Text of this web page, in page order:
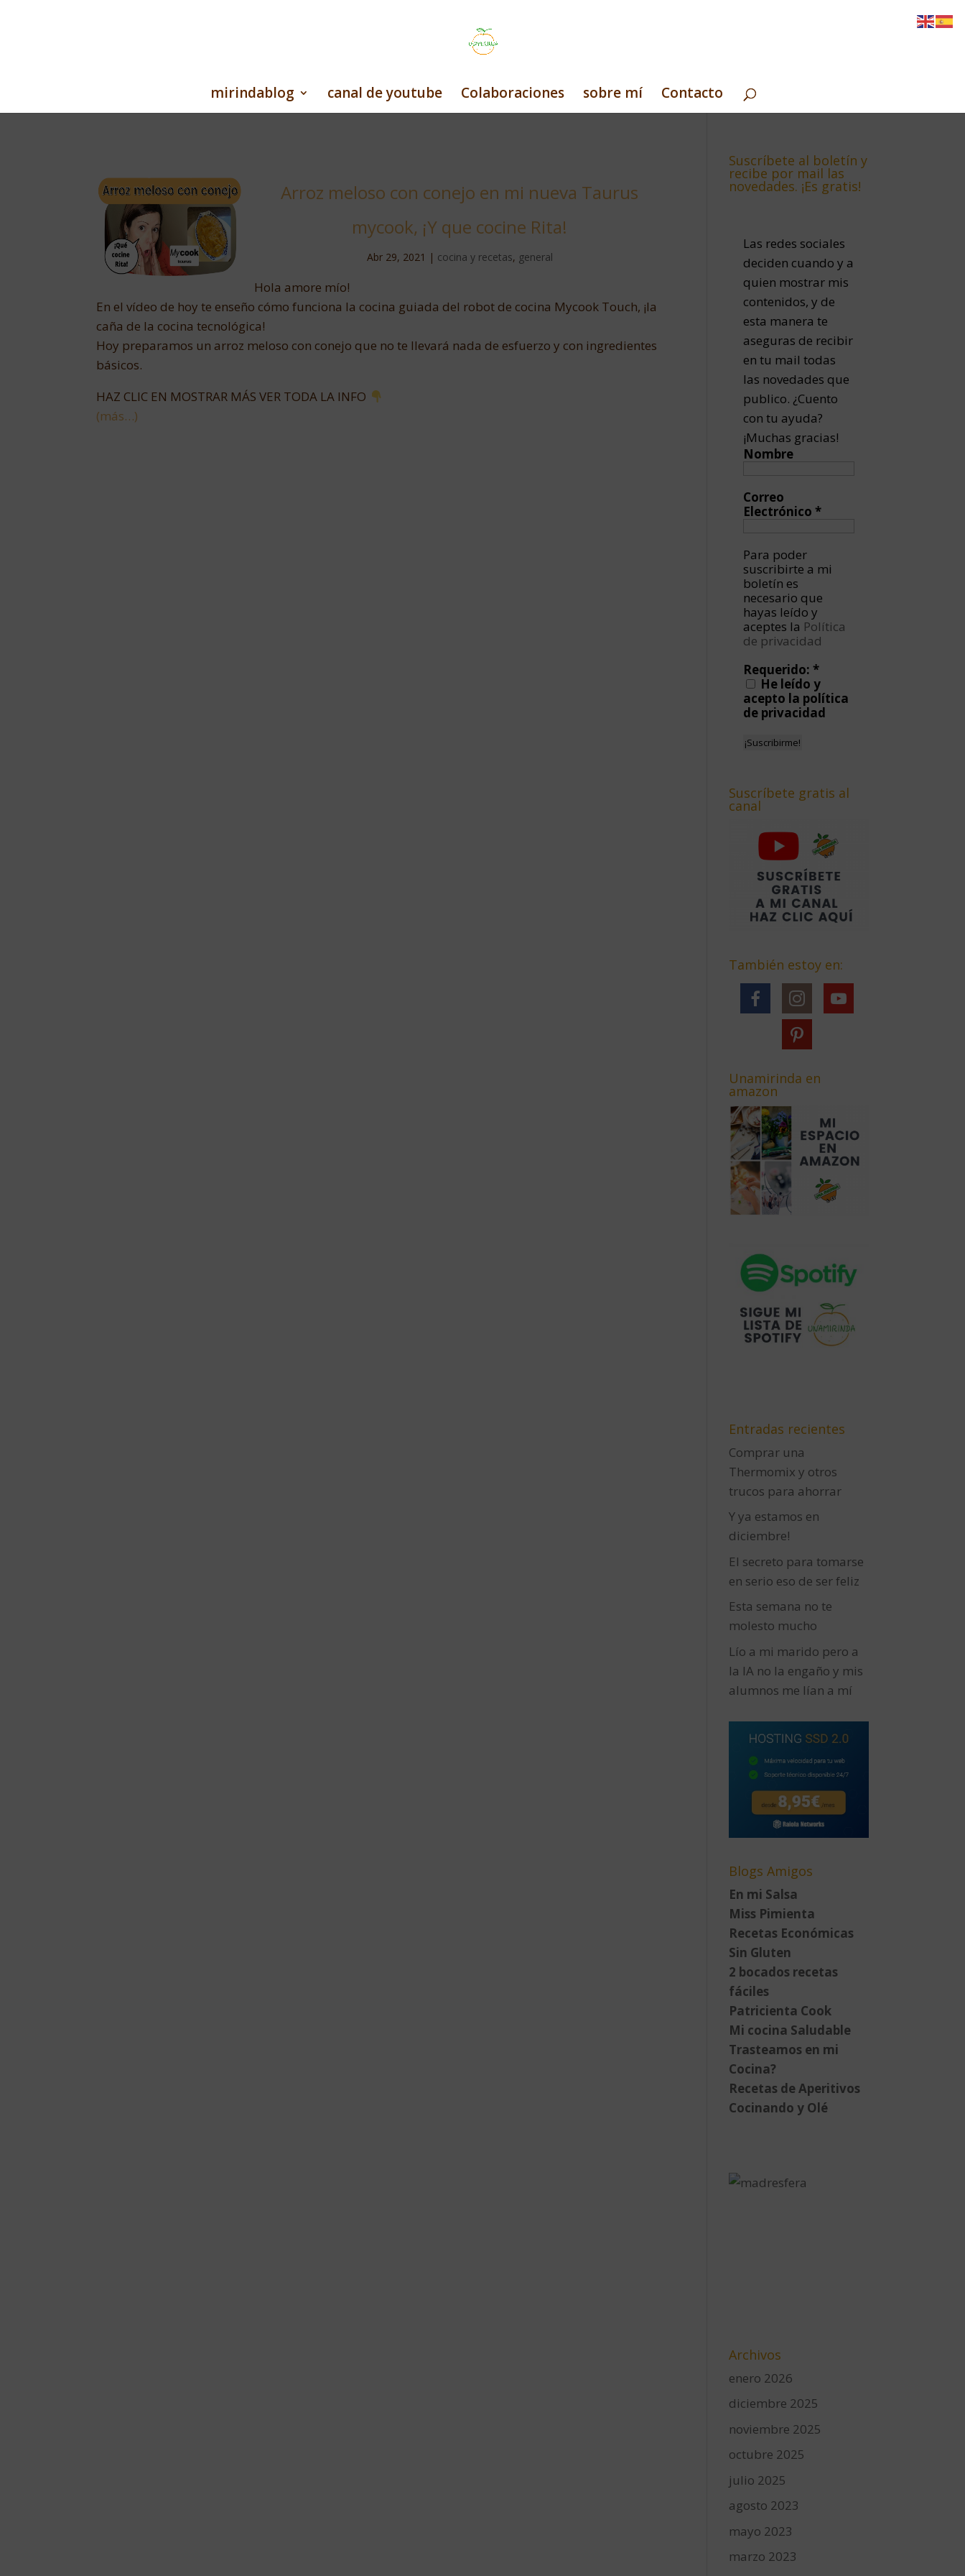
mirindablog canal de youtube Colaboraciones sobre mí Contacto
Arroz meloso con conejo en mi nueva Taurus
mycook, ¡Y que cocine Rita!
Abr 29, 2021 | cocina y recetas, general
Hola amore mío!
En el vídeo de hoy te enseño cómo funciona la cocina guiada del robot de cocina Mycook Touch, ¡la
caña de la cocina tecnológica!
Hoy preparamos un arroz meloso con conejo que no te llevará nada de esfuerzo y con ingredientes
básicos.
HAZ CLIC EN MOSTRAR MÁS VER TODA LA INFO
(más…)
Suscríbete al boletín y
recibe por mail las
novedades. ¡Es gratis!
Las redes sociales
deciden cuando y a
quien mostrar mis
contenidos, y de
esta manera te
aseguras de recibir
en tu mail todas
las novedades que
publico. ¿Cuento
con tu ayuda?
¡Muchas gracias!
Nombre
Correo
Electrónico*
Para poder
suscribirte a mi
boletín es
necesario que
hayas leído y
aceptes la Política
de privacidad
Requerido:*
He leído y
acepto la política
de privacidad
Suscríbete gratis al
canal
También estoy en:
Unamirinda en
amazon
Entradas recientes
Comprar una
Thermomix y otros
trucos para ahorrar
Y ya estamos en
diciembre!
El secreto para tomarse
en serio eso de ser feliz
Esta semana no te
molesto mucho
Lío a mi marido pero a
la IA no la engaño y mis
alumnos me lían a mí
Blogs Amigos
En mi Salsa
Miss Pimienta
Recetas Económicas
Sin Gluten
2 bocados recetas
fáciles
Patricienta Cook
Mi cocina Saludable
Trasteamos en mi
Cocina?
Recetas de Aperitivos
Cocinando y Olé
Archivos
enero 2026
diciembre 2025
noviembre 2025
octubre 2025
julio 2025
agosto 2023
mayo 2023
marzo 2023